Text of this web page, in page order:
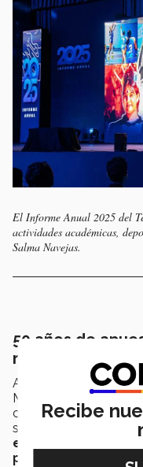
El Informe Anual 2025 del
actividades académicas,
Salma Navejas.
50 años de
región lagunera
Agustín Hernández
Monterrey campus
conmemoró el50
son 5 décadas en las
estudiantes de
profesional y
Recibe